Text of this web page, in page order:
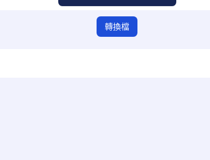
轉換檔